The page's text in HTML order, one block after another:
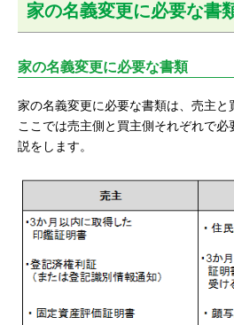
家の名義変更に必要な書
家の名義変更に必要な書類
家の名義変更に必要な書類は、売主と
ここでは売主側と買主側それぞれで
説をします。